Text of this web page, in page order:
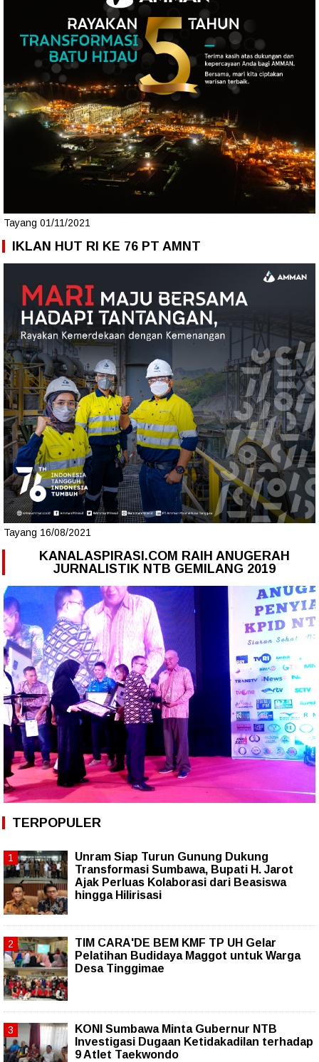
Tayang 01/11/2021
IKLAN HUT RI KE 76 PT AMNT
Tayang 16/08/2021
KANALASPIRASI.COM RAIH ANUGERAH
JURNALISTIK NTB GEMILANG 2019
TERPOPULER
Unram Siap Turun Gunung Dukung
Transformasi Sumbawa, Bupati H. Jarot
Ajak Perluas Kolaborasi dari Beasiswa
hingga Hilirisasi
TIM CARA'DE BEM KMF TP UH Gelar
Pelatihan Budidaya Maggot untuk Warga
Desa Tinggimae
KONI Sumbawa Minta Gubernur NTB
Investigasi Dugaan Ketidakadilan terhadap
9 Atlet Taekwondo